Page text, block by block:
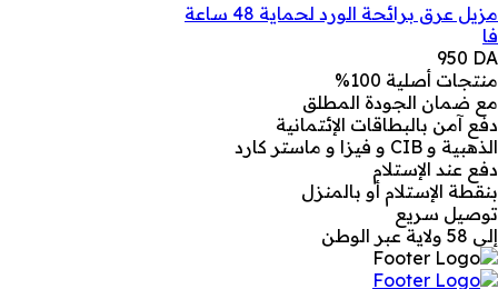
مزيل عرق برائحة الورد لحماية 48 ساعة
فا
950 DA
منتجات أصلية 100%
مع ضمان الجودة المطلق
دفع آمن بالبطاقات الإئتمانية
الذهبية و CIB و فيزا و ماستر كارد
دفع عند الإستلام
بنقطة الإستلام أو بالمنزل
توصيل سريع
إلى 58 ولاية عبر الوطن